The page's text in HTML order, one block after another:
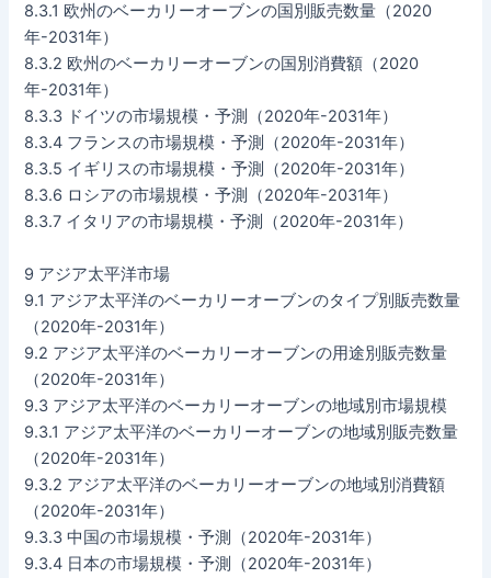
8.3.1 欧州のベーカリーオーブンの国別販売数量（2020
年-2031年）
8.3.2 欧州のベーカリーオーブンの国別消費額（2020
年-2031年）
8.3.3 ドイツの市場規模・予測（2020年-2031年）
8.3.4 フランスの市場規模・予測（2020年-2031年）
8.3.5 イギリスの市場規模・予測（2020年-2031年）
8.3.6 ロシアの市場規模・予測（2020年-2031年）
8.3.7 イタリアの市場規模・予測（2020年-2031年）
9 アジア太平洋市場
9.1 アジア太平洋のベーカリーオーブンのタイプ別販売数量
（2020年-2031年）
9.2 アジア太平洋のベーカリーオーブンの用途別販売数量
（2020年-2031年）
9.3 アジア太平洋のベーカリーオーブンの地域別市場規模
9.3.1 アジア太平洋のベーカリーオーブンの地域別販売数量
（2020年-2031年）
9.3.2 アジア太平洋のベーカリーオーブンの地域別消費額
（2020年-2031年）
9.3.3 中国の市場規模・予測（2020年-2031年）
9.3.4 日本の市場規模・予測（2020年-2031年）